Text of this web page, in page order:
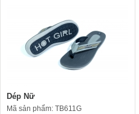
Dép Nữ
Mã sản phẩm: TB611G